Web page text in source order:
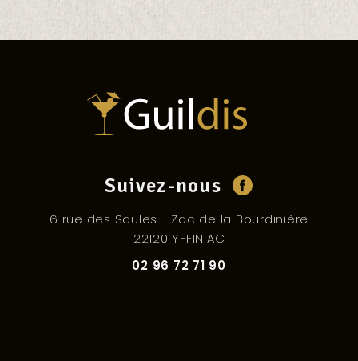
Suivez-nous
6 rue des Saules - Zac de la Bourdinière
22120 YFFINIAC
02 96 72 71 90